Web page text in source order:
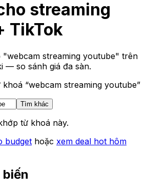
streaming
TikTok
"webcam streaming youtube" trên
— so sánh giá đa sàn.
“webcam streaming youtube”
Tìm khác
từ khoá này.
budget hoặc xem deal hot hôm
biến